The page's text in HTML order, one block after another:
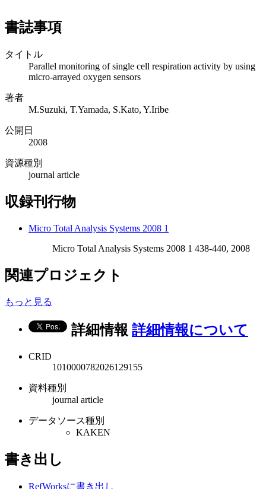
書誌事項
タイトル
Parallel monitoring of single cell respiration activity by using
micro-arrayed oxygen sensors
著者
M.Suzuki, T.Yamada, S.Kato, Y.Iribe
公開日
2008
資源種別
journal article
収録刊行物
Micro Total Analysis Systems 2008 1
Micro Total Analysis Systems 2008 1 438-440, 2008
関連プロジェクト
もっと見る
詳細情報 詳細情報について
CRID
1010000782026129155
資料種別
journal article
データソース種別
KAKEN
書き出し
RefWorksに書き出し